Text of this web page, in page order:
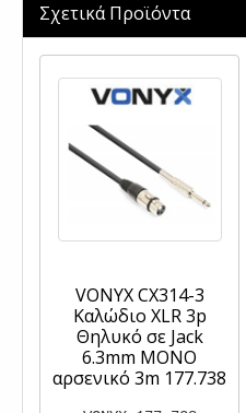
Σχετικά Προϊόντα
VONYX CX314-3
Καλώδιο XLR 3p
Θηλυκό σε Jack
6.3mm MONO
αρσενικό 3m 177.738